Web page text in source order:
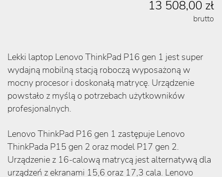
13 508,00 zł
brutto
Lekki laptop Lenovo ThinkPad P16 gen 1 jest super
wydajną mobilną stacją roboczą wyposażoną w
mocny procesor i doskonałą matrycę. Urządzenie
powstało z myślą o potrzebach użytkowników
profesjonalnych.
Lenovo ThinkPad P16 gen 1 zastępuje Lenovo
ThinkPada P15 gen 2 oraz model P17 gen 2.
Urządzenie z 16-calową matrycą jest alternatywą dla
urządzeń z ekranami 15,6 oraz 17,3 cala. Lenovo